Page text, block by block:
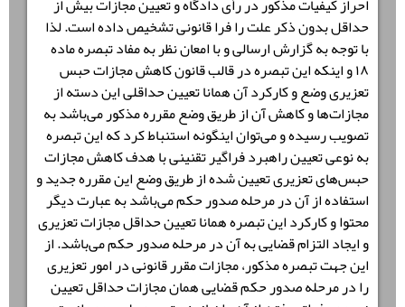
حداقل بدون ذکر علت را فرا قانونی تشخیص داده است. لذا
با توجه به گزارش ارسالی و با امعان نظر به مفاد تبصره ماده
۱۸ و اینکه این تبصره در قالب قانون کاهش مجازات حبس
تعزیری وضع و کارکرد آن همانا تعیین حداقلی این دسته از
مجازات‌ها و کاهش آن از طریق وضع مقرره مذکور می‌باشد به
تصویب رسیده و می‌توان اینگونه استنباط کرد که این تبصره
به نوعی تعیین راهبرد فراگیر تقنینی با هدف کاهش مجازات
حبس‌های تعزیری تعیین شده از طریق وضع این مقرره جدید و
استفاده از آن در مرحله صدور حکم می‌باشد به عبارت دیگر
محتوا و کارکرد این تبصره همانا تعیین حداقل مجازات تعزیری
و ایجاد التزام قضایی به آن در مرحله صدور حکم می‌باشد. از
این جهت تبصره مذکور، مجازات مقرر قانونی در امور تعزیری
را در مرحله صدور حکم قضایی همان مجازات حداقل تعیین